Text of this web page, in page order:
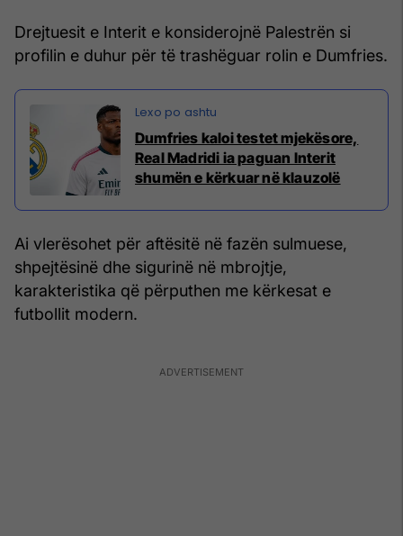
Drejtuesit e Interit e konsiderojnë Palestrën si
profilin e duhur për të trashëguar rolin e Dumfries.
Dumfries kaloi testet mjekësore,
Real Madridi ia paguan Interit
shumën e kërkuar në klauzolë
Ai vlerësohet për aftësitë në fazën sulmuese,
shpejtësinë dhe sigurinë në mbrojtje,
karakteristika që përputhen me kërkesat e
futbollit modern.